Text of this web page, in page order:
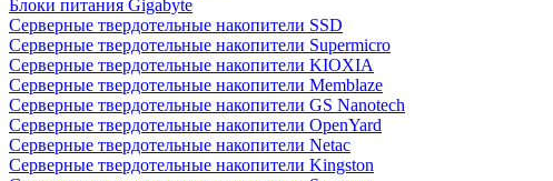
Блоки питания Gigabyte
Серверные твердотельные накопители SSD
Cерверные твердотельные накопители Supermicro
Cерверные твердотельные накопители KIOXIA
Cерверные твердотельные накопители Memblaze
Cерверные твердотельные накопители GS Nanotech
Серверные твердотельные накопители OpenYard
Серверные твердотельные накопители Netac
Cерверные твердотельные накопители Kingston